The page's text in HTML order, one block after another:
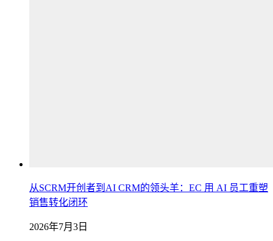
从SCRM开创者到AI CRM的领头羊：EC 用 AI 员工重塑
销售转化闭环
2026年7月3日